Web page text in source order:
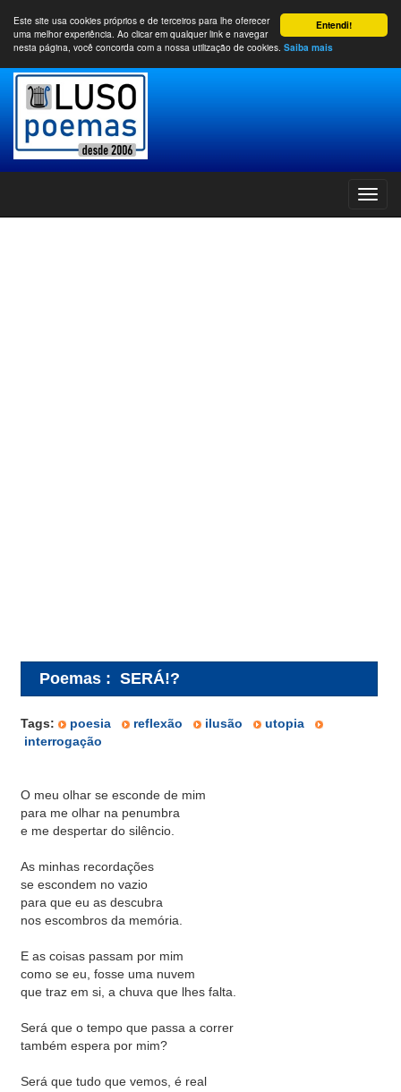
Entendi!
Este site usa cookies próprios e de terceiros para lhe oferecer
uma melhor experiência. Ao clicar em qualquer link e navegar
nesta página, você concorda com a nossa utilização de cookies. Saiba mais
Poemas : SERÁ!?
Tags: poesia reflexão ilusão
utopia
interrogação
O meu olhar se esconde de mim
para me olhar na penumbra
e me despertar do silêncio.
As minhas recordações
se escondem no vazio
para que eu as descubra
nos escombros da memória.
E as coisas passam por mim
como se eu, fosse uma nuvem
que traz em si, a chuva que lhes falta.
Será que o tempo que passa a correr
também espera por mim?
Será que tudo que vemos, é real